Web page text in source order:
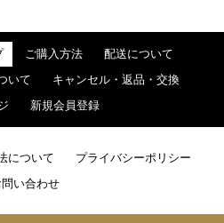
ご購入方法 配送について
いて キャンセル・返品・交換
新規会員登録
について プライバシーポリシー
問い合わせ